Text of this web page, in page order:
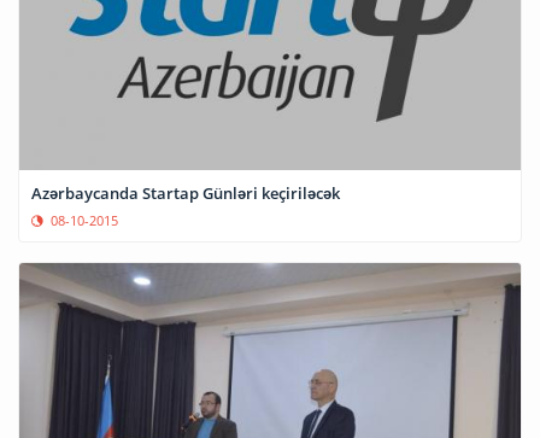
Azərbaycanda Startap Günləri keçiriləcək
08-10-2015